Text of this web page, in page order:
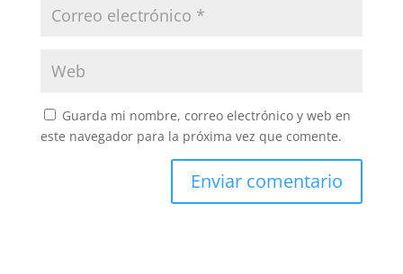
Guarda mi nombre, correo electrónico y web en
este navegador para la próxima vez que comente.